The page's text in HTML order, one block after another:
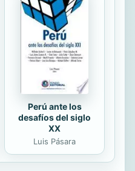
Perú ante los
desafíos del siglo
XX
Luis Pásara